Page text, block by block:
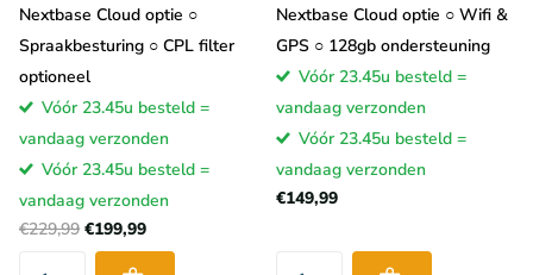
Nextbase Cloud optie ○
Spraakbesturing ○ CPL filter
optioneel
Vóór 23.45u besteld =
vandaag verzonden
Vóór 23.45u besteld =
vandaag verzonden
€229,99 €199,99
Nextbase Cloud optie ○ Wifi &
GPS ○ 128gb ondersteuning
Vóór 23.45u besteld =
vandaag verzonden
Vóór 23.45u besteld =
vandaag verzonden
€149,99